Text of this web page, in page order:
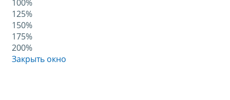
100%
125%
150%
175%
200%
Закрыть окно